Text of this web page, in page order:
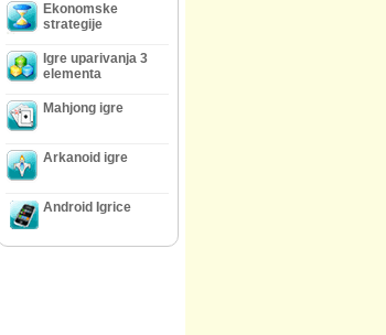
Ekonomske
strategije
Igre uparivanja 3
elementa
Mahjong igre
Arkanoid igre
Android Igrice